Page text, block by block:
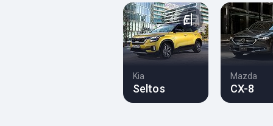
Kia
Seltos
Mazda
CX-8